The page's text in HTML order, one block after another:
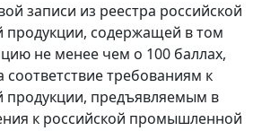
записи из реестра российской
содержащей в том
не менее чем о 100 баллах,
соответствие требованиям к
предъявляемым в
к российской промышленной